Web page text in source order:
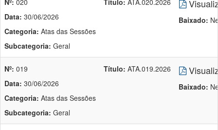
Nº: 020
Data: 30/06/2026
Categoria: Atas das Sessões
Subcategoria: Geral
Título: ATA.020.2026
Baixado:
Nº: 019
Data: 30/06/2026
Categoria: Atas das Sessões
Subcategoria: Geral
Título: ATA.019.2026
Baixado: